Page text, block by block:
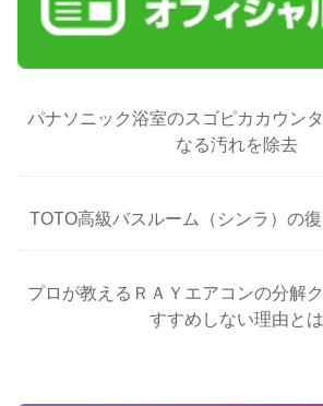
パナソニック浴室のスゴピカカウン
なる汚れを除去
TOTO高級バスルーム（シンラ）の
プロが教えるＲＡＹエアコンの分解
すすめしない理由とは